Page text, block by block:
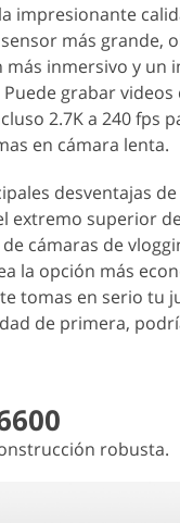
impresionante
más grande,
más inmersivo y un
grabar videos
2.7K a 240 fps
en cámara lenta.
desventajas de
extremo superior
cámaras de
la opción más
tomas en serio tu
de primera,
robusta.